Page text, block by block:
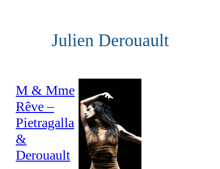
Julien Derouault
M & Mme
Rêve –
Pietragalla
&
Derouault